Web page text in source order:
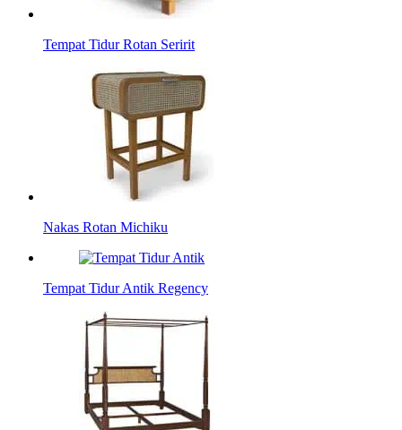
Tempat Tidur Rotan Seririt
Nakas Rotan Michiku
Tempat Tidur Antik Regency